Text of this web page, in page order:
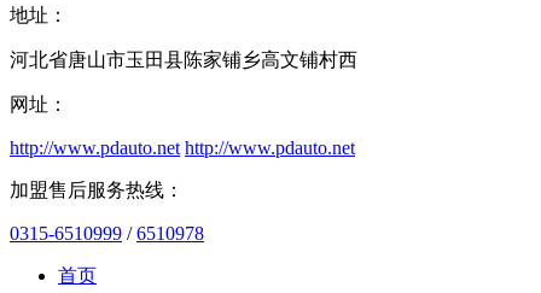
地址：
河北省唐山市玉田县陈家铺乡高文铺村西
网址：
http://www.pdauto.net http://www.pdauto.net
加盟售后服务热线：
0315-6510999 /6510978
首页